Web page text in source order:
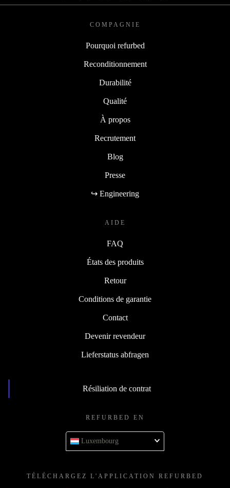
COMPAGNIE
Pourquoi refurbed
Reconditionnement
Durabilité
Qualité
À propos
Recrutement
Blog
Presse
↪ Engineering
AIDE
FAQ
États des produits
Retour
Conditions de garantie
Contact
Devenir revendeur
Lieferstatus abfragen
Résiliation de contrat
REFURBED EN
Luxembourg
TÉLÉCHARGEZ L'APPLICATION REFURBED